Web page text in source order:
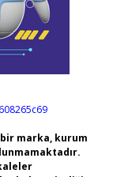
marka, kurum